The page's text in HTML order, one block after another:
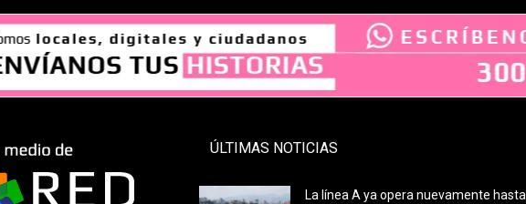
ÚLTIMAS NOTICIAS
La línea A ya opera nuevamente hasta